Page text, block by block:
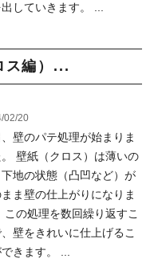
していきます。 ...
ス編）...
02/20
壁のパテ処理が始まりま
。 壁紙（クロス）は薄いの
地の状態（凸凹など）が
ま壁の仕上がりになりま
この処理を数回繰り返すこ
、壁をきれいに仕上げるこ
きます。 ...